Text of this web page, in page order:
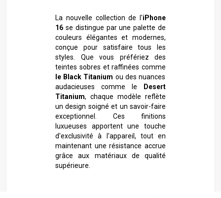
La nouvelle collection de l'iPhone
16 se distingue par une palette de
couleurs élégantes et modernes,
conçue pour satisfaire tous les
styles. Que vous préfériez des
teintes sobres et raffinées comme
le Black Titanium ou des nuances
audacieuses comme le
Desert
Titanium, chaque modèle reflète
un design soigné et un savoir-faire
exceptionnel. Ces finitions
luxueuses apportent une touche
d'exclusivité à l'appareil, tout en
maintenant une résistance accrue
grâce aux matériaux de qualité
supérieure.